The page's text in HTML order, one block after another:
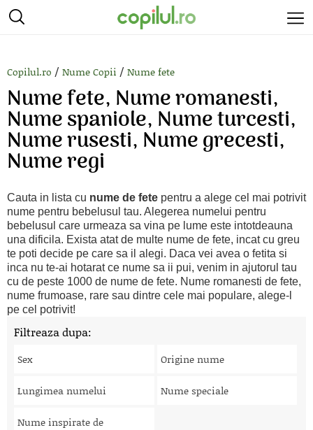
Copilul.ro / Nume Copii / Nume fete
Nume fete, Nume romanesti,
Nume spaniole, Nume turcesti,
Nume rusesti, Nume grecesti,
Nume regi
Cauta in lista cu nume de fete pentru a alege cel mai potrivit
nume pentru bebelusul tau. Alegerea numelui pentru
bebelusul care urmeaza sa vina pe lume este intotdeauna
una dificila. Exista atat de multe nume de fete, incat cu greu
te poti decide pe care sa il alegi. Daca vei avea o fetita si
inca nu te-ai hotarat ce nume sa ii pui, venim in ajutorul tau
cu de peste 1000 de nume de fete. Nume romanesti de fete,
nume frumoase, rare sau dintre cele mai populare, alege-l
pe cel potrivit!
Filtreaza dupa:
Sex Origine nume
Lungimea numelui Nume speciale
Nume inspirate de